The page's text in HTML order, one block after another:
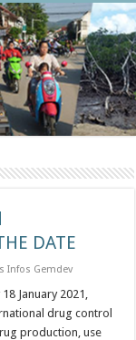
DATE
Infos Gemdev
January 2021,
drug control
production, use